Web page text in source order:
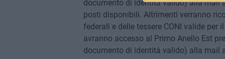
documento di identità valido) alla mail
posti disponibili. Altrimenti verranno
federali e delle tessere CONI valide
avranno accesso al Primo Anello Est
documento di identità valido) alla mail